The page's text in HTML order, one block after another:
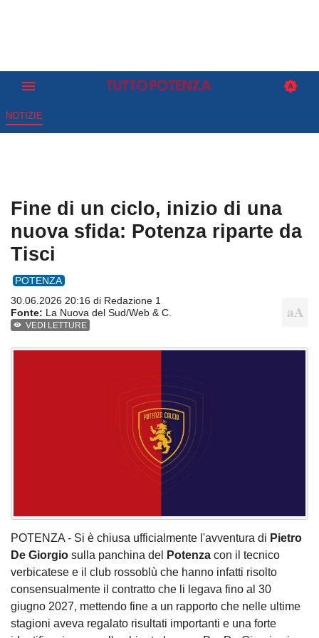
NOTIZIE
Fine di un ciclo, inizio di una
nuova sfida: Potenza riparte da
Tisci
POTENZA
30.06.2026 20:16 di Redazione 1
Fonte: La Nuova del Sud/Web & C.
VEDI LETTURE
POTENZA - Si è chiusa ufficialmente l'avventura di Pietro
De Giorgio sulla panchina del Potenza con il tecnico
verbicatese e il club rossoblù che hanno infatti risolto
consensualmente il contratto che li legava fino al 30
giugno 2027, mettendo fine a un rapporto che nelle ultime
stagioni aveva regalato risultati importanti e una forte